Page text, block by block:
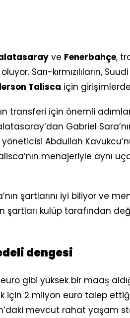
ve Fenerbahçe,
Sarı-kırmızılıların,
Talisca için
transferi için önemli
Gabriel
Abdullah
menajeriyle aynı
şartlarını iyi biliyor ve
şartları kulüp tarafından
dengesi
euro gibi yüksek bir maaş
için 2 milyon euro talep
mevcut rahat yaşam